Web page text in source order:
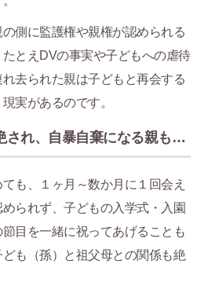
側に監護権や親権が認められる
とえDVの事実や子どもへの虐待
去られた親は子どもと再会する
実があるのです。
され、自暴自棄になる親も…
も、１ヶ月～数か月に１回会え
られず、子どもの入学式・入園
目を一緒に祝ってあげることも
も（孫）と祖父母との関係も絶